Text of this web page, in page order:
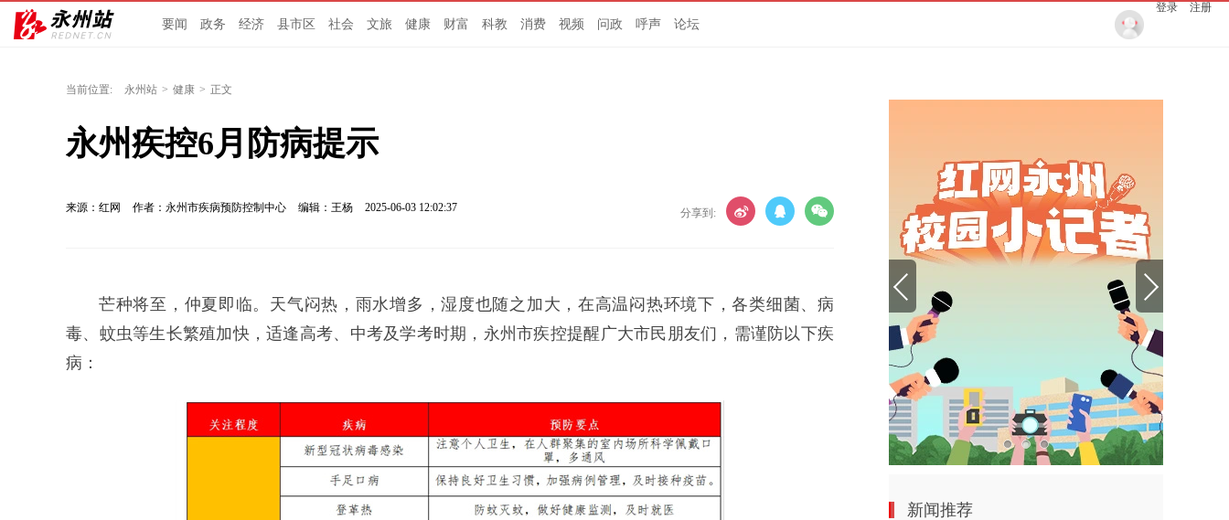
要闻 政务 经济 县市区 社会 文旅 健康 财富 科教 消费 视频 问政 呼声 论坛
登录 注册
当前位置: 永州站 > 健康 > 正文
永州疾控6月防病提示
来源：红网 作者：永州市疾病预防控制中心 编辑：王杨 2025-06-03 12:02:37 分享到:
芒种将至，仲夏即临。天气闷热，雨水增多，湿度也随之加大，在高温闷热环境下，各类细菌、病
毒、蚊虫等生长繁殖加快，适逢高考、中考及学考时期，永州市疾控提醒广大市民朋友们，需谨防以下疾
病：
新闻推荐